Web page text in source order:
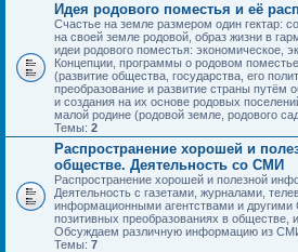
Идея родового поместья и её
Счастье на земле размером один гектар:
на своей земле родовой, образ жизни в
идеи родового поместья: экономическое,
Концепции, программы о родовом
(развитие общества, государства, его
преобразование и развитие страны путём
и создания на их основе родовых
малой родине (родовой земле, родового
Темы: 2
Распространение хорошей и
обществе. Деятельность со СМИ
Распространение хорошей и полезной
Деятельность с газетами, журналами,
информационными агентствами и
позитивных преобразованиях в обществе,
Обсуждаем различную информацию из СМИ
Темы: 7